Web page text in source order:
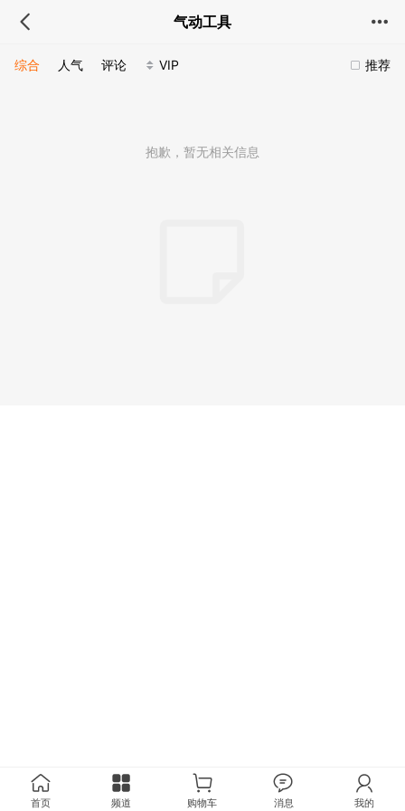
气动工具
推荐
综合 人气 评论 VIP
抱歉，暂无相关信息
首页 频道 购物车 消息 我的